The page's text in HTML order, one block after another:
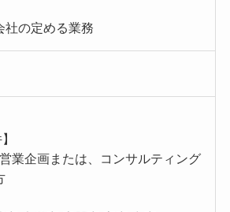
社の定める業務
業企画または、コンサルティング